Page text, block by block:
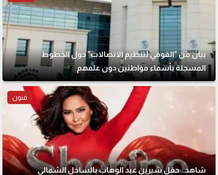
بيان من "القومي لتنظيم الاتصالات" حول الخطوط
المسجلة بأسماء مواطنين دون علمهم
فنون
شاهد.. حفل شيرين عبد الوهاب بالساحل الشمالي